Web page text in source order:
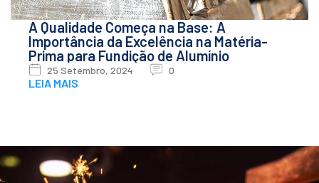
A Qualidade Começa na Base: A
Importância da Excelência na Matéria-
Prima para Fundição de Alumínio
25 Setembro, 2024 0
LEIA MAIS